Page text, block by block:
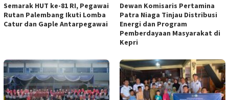
Semarak HUT ke-81 RI, Pegawai
Rutan Palembang Ikuti Lomba
Catur dan Gaple Antarpegawai
Dewan Komisaris Pertamina
Patra Niaga Tinjau Distribusi
Energi dan Program
Pemberdayaan Masyarakat di
Kepri